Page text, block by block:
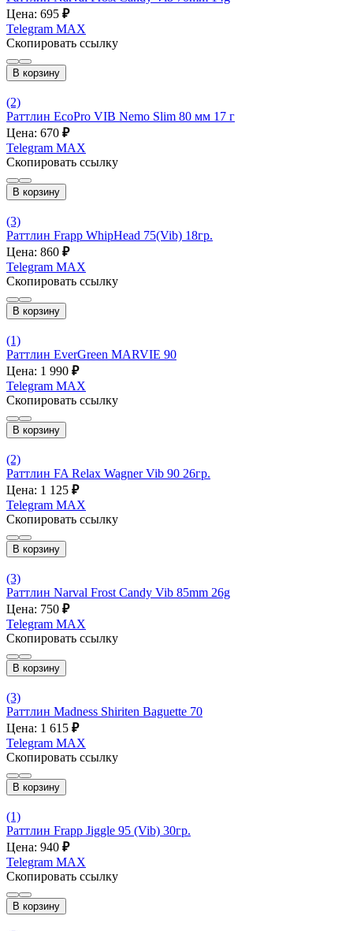
Цена: 695 ₽
Telegram MAX
Скопировать ссылку
В корзину
(2)
Раттлин EcoPro VIB Nemo Slim 80 мм 17 г
Цена: 670 ₽
Telegram MAX
Скопировать ссылку
В корзину
(3)
Раттлин Frapp WhipHead 75(Vib) 18гр.
Цена: 860 ₽
Telegram MAX
Скопировать ссылку
В корзину
(1)
Раттлин EverGreen MARVIE 90
Цена: 1 990 ₽
Telegram MAX
Скопировать ссылку
В корзину
(2)
Раттлин FA Relax Wagner Vib 90 26гр.
Цена: 1 125 ₽
Telegram MAX
Скопировать ссылку
В корзину
(3)
Раттлин Narval Frost Candy Vib 85mm 26g
Цена: 750 ₽
Telegram MAX
Скопировать ссылку
В корзину
(3)
Раттлин Madness Shiriten Baguette 70
Цена: 1 615 ₽
Telegram MAX
Скопировать ссылку
В корзину
(1)
Раттлин Frapp Jiggle 95 (Vib) 30гр.
Цена: 940 ₽
Telegram MAX
Скопировать ссылку
В корзину